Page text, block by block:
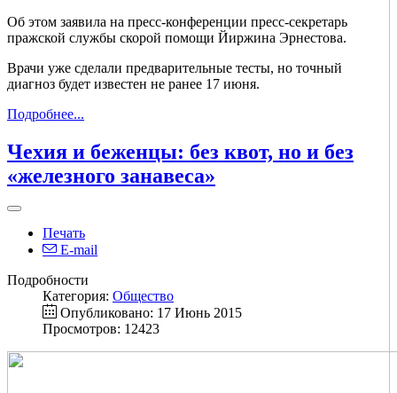
Об этом заявила на пресс-конференции пресс-секретарь
пражской службы скорой помощи Йиржина Эрнестова.
Врачи уже сделали предварительные тесты, но точный
диагноз будет известен не ранее 17 июня.
Подробнее...
Чехия и беженцы: без квот, но и без
«железного занавеса»
Печать
E-mail
Подробности
Категория: Общество
Опубликовано: 17 Июнь 2015
Просмотров: 12423